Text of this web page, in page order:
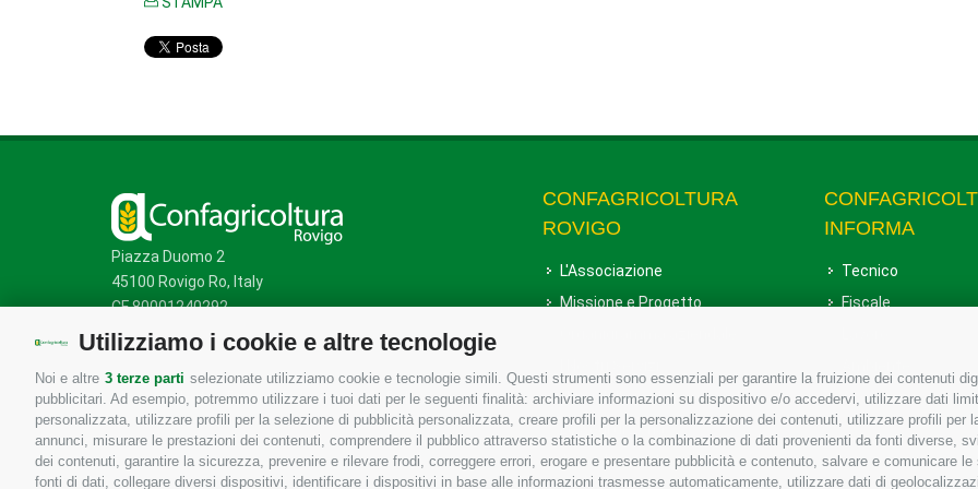
Utilizziamo i cookie e altre tecnologie
Noi e altre 3 terze parti selezionate utilizziamo cookie e tecnologie simili. Questi strumenti sono essenziali per garantire la fruizione dei contenuti
pubblicitari. Ad esempio, potremmo utilizzare i tuoi dati per le seguenti finalità: archiviare informazioni su dispositivo e/o accedervi, utilizzare dati
personalizzata, utilizzare profili per la selezione di pubblicità personalizzata, creare profili per la personalizzazione dei contenuti, utilizzare profili
annunci, misurare le prestazioni dei contenuti, comprendere il pubblico attraverso statistiche o la combinazione di dati provenienti da fonti diverse,
dei contenuti, garantire la sicurezza, prevenire e rilevare frodi, correggere errori, erogare e presentare pubblicità e contenuto, salvare e comunicare
fonti di dati, collegare diversi dispositivi, identificare i dispositivi in base alle informazioni trasmesse automaticamente, utilizzare dati di
Piazza Duomo 2
45100 Rovigo Ro, Italy
CF 80001240292
Mappa del sito/Privacy Policy /Cookie Policy
CONFAGRICOLTURA
ROVIGO
L'Associazione
Missione e Progetto
Uffici della Sede provinciale
Le Sedi di Zona
Agricoltori S.r.l.
INFORMA
Tecnico
Fiscale
Associazione